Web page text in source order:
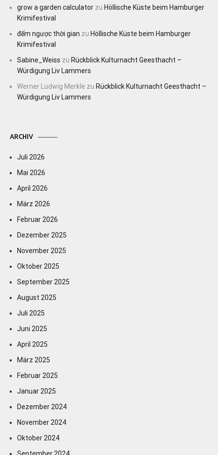
grow a garden calculator zu Höllische Küste beim Hamburger
Krimifestival
đếm ngược thời gian zu Höllische Küste beim Hamburger
Krimifestival
Sabine_Weiss zu Rückblick Kulturnacht Geesthacht –
Würdigung Liv Lammers
Werner Ludwig Merkle zu Rückblick Kulturnacht Geesthacht –
Würdigung Liv Lammers
ARCHIV
Juli 2026
Mai 2026
April 2026
März 2026
Februar 2026
Dezember 2025
November 2025
Oktober 2025
September 2025
August 2025
Juli 2025
Juni 2025
April 2025
März 2025
Februar 2025
Januar 2025
Dezember 2024
November 2024
Oktober 2024